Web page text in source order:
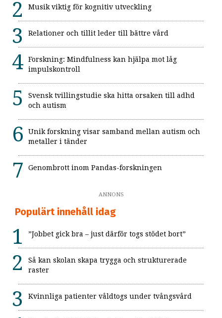
Musik viktig för kognitiv utveckling
Relationer och tillit leder till bättre vård
Forskning: Mindfulness kan hjälpa mot låg
impulskontroll
Svensk tvillingstudie ska hitta orsaken till adhd
och autism
Unik forskning visar samband mellan autism och
metaller i tänder
Genombrott inom Pandas-forskningen
ANNONS
Populärt innehåll idag
”Jobbet gick bra – just därför togs stödet bort”
Så kan skolan skapa trygga och strukturerade
raster
Kvinnliga patienter våldtogs under tvångsvård